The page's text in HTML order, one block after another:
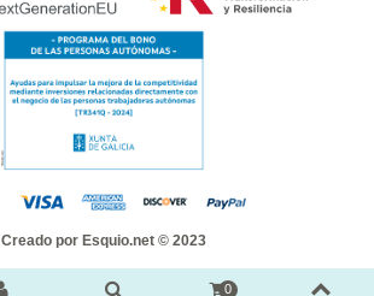
Creado por Esquio.net © 2023
0